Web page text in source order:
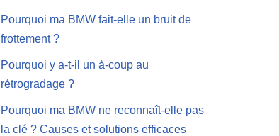
Pourquoi ma BMW fait-elle un bruit de
frottement ?
Pourquoi y a-t-il un à-coup au
rétrogradage ?
Pourquoi ma BMW ne reconnaît-elle pas
la clé ? Causes et solutions efficaces